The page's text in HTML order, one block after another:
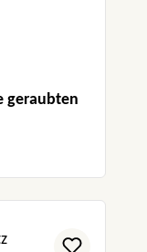
geraubten